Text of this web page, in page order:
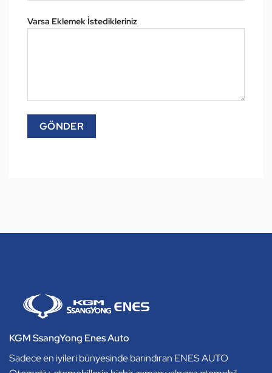
Varsa Eklemek İstedikleriniz
KGM SsangYong Enes Auto
Sadece en iyileri bünyesinde barındıran ENES AUTO